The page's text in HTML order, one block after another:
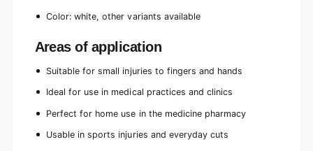
Color: white, other variants available
Areas of application
Suitable for small injuries to fingers and hands
Ideal for use in medical practices and clinics
Perfect for home use in the medicine pharmacy
Usable in sports injuries and everyday cuts